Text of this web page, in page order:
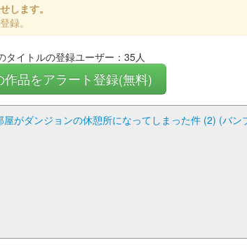
します。
録。
タイトルの登録ユーザー：35人
作品をアラート登録(無料)
がダンジョンの休憩所になってしまった件 (2) (バン